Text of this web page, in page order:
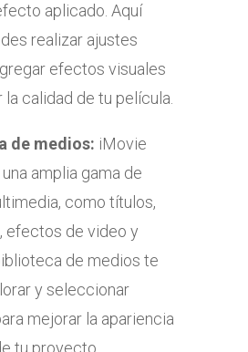
aplicado. Aquí
realizar ajustes
efectos visuales
la calidad de tu película.
de medios: iMovie
amplia gama de
como títulos,
efectos de video y
de medios te
y seleccionar
mejorar la apariencia
tu proyecto.